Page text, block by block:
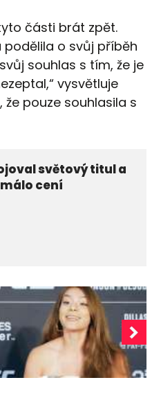
části brát zpět.
o svůj příběh
souhlas s tím, že je
vysvětluje
pouze souhlasila s
světový titul a
cení